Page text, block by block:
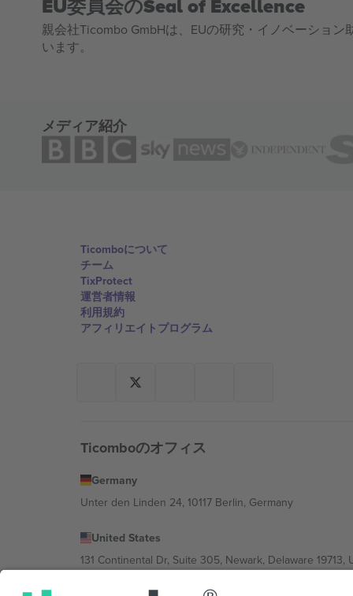
EU委員会のSeal of Excellence
親会社Ticombo GmbHは、EUの研究・イノベーショ
います。
メディア紹介
Ticomboについて
チーム
TixProtect
運営者情報
利用規約
アフィリエイトプログラム
Ticomboのオフィス
Germany
Unter den Linden 24, 10117 Berlin, Germany
United States
131 Continental Dr, Suite 305, Newark, Delaware 19713,